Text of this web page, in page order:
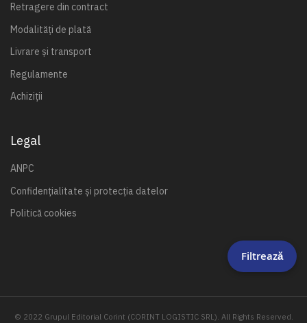
Retragere din contract
Modalități de plată
Livrare și transport
Regulamente
Achiziții
Legal
ANPC
Confidențialitate și protecția datelor
Politică cookies
© 2022 Grupul Editorial Corint (CORINT LOGISTIC SRL). All Rights Reserved.
Filtrează